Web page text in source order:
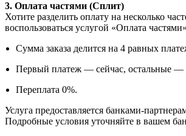
3. Оплата частями (Сплит)
Хотите разделить оплату на несколько
воспользоваться услугой «Оплата
Сумма заказа делится на 4 равных
Первый платеж — сейчас, остальные —
Переплата 0%.
Услуга предоставляется банками-
Подробные условия уточняйте в вашем